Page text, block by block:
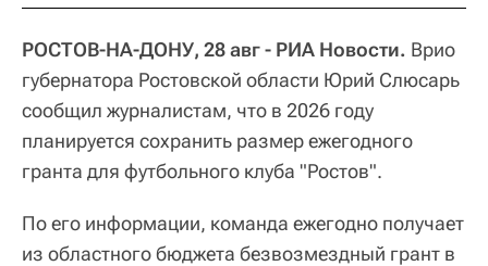
РОСТОВ-НА-ДОНУ, 28 авг - РИА Новости. Врио
губернатора Ростовской области Юрий Слюсарь
сообщил журналистам, что в 2026 году
планируется сохранить размер ежегодного
гранта для футбольного клуба "Ростов".
По его информации, команда ежегодно получает
из областного бюджета безвозмездный грант в